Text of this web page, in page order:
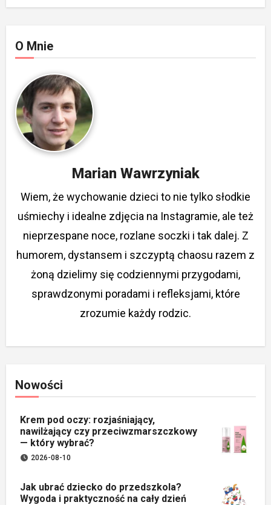
O Mnie
Marian Wawrzyniak
Wiem, że wychowanie dzieci to nie tylko słodkie
uśmiechy i idealne zdjęcia na Instagramie, ale też
nieprzespane noce, rozlane soczki i tak dalej. Z
humorem, dystansem i szczyptą chaosu razem z
żoną dzielimy się codziennymi przygodami,
sprawdzonymi poradami i refleksjami, które
zrozumie każdy rodzic.
Nowości
Krem pod oczy: rozjaśniający,
nawilżający czy przeciwzmarszczkowy
— który wybrać?
2026-08-10
Jak ubrać dziecko do przedszkola?
Wygoda i praktyczność na cały dzień